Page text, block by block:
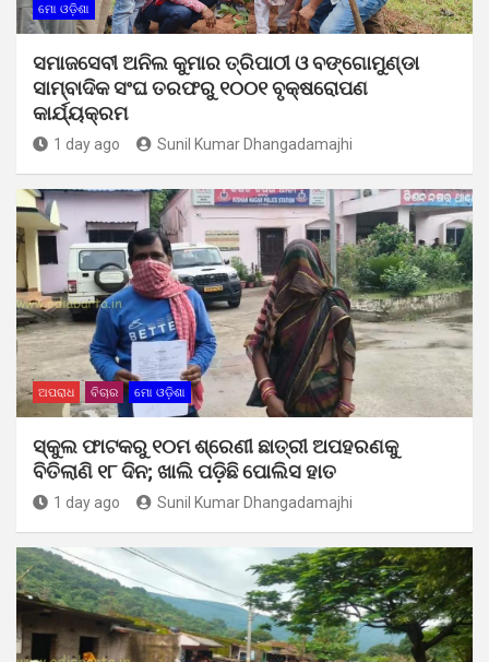
ମୋ ଓଡ଼ିଶା
ସମାଜସେବୀ ଅନିଲ କୁମାର ତ୍ରିପାଠୀ ଓ ବଙ୍ଗୋମୁଣ୍ଡା
ସାମ୍ବାଦିକ ସଂଘ ତରଫରୁ ୧୦୦୧ ବୃକ୍ଷରୋପଣ
କାର୍ଯ୍ୟକ୍ରମ
1 day ago Sunil Kumar Dhangadamajhi
ଅପରାଧ ବିଚାର ମୋ ଓଡ଼ିଶା
ସ୍କୁଲ ଫାଟକରୁ ୧୦ମ ଶ୍ରେଣୀ ଛାତ୍ରୀ ଅପହରଣକୁ
ବିତିଲାଣି ୧୮ ଦିନ; ଖାଲି ପଡ଼ିଛି ପୋଲିସ ହାତ
1 day ago Sunil Kumar Dhangadamajhi